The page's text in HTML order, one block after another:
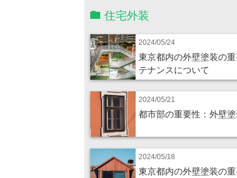
住宅外装
2024/05/24
東京都内の外壁塗装の
テナンスについて
2024/05/21
都市部の重要性：外壁
2024/05/18
東京都内の外壁塗装の